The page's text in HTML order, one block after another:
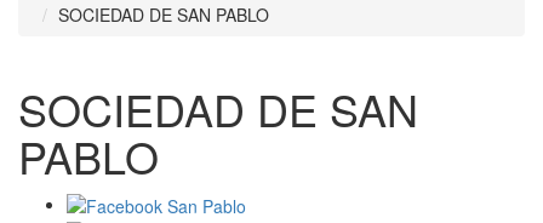
SOCIEDAD DE SAN PABLO
SOCIEDAD DE SAN
PABLO